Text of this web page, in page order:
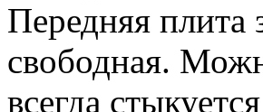
Передняя плита
свободная.
всегда